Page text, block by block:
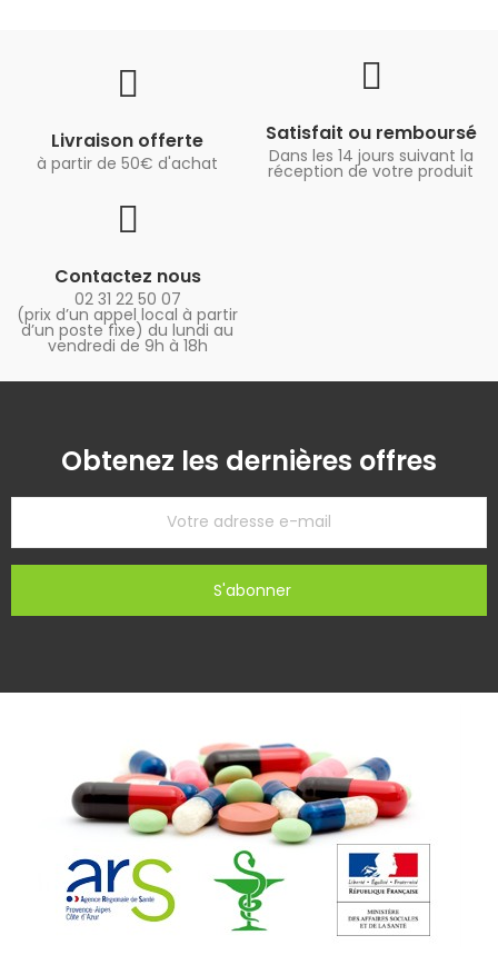
Livraison offerte
à partir de 50€ d'achat
Satisfait ou remboursé
Dans les 14 jours suivant la
réception de votre produit
Contactez nous
02 31 22 50 07
(prix d’un appel local à partir
d’un poste fixe) du lundi au
vendredi de 9h à 18h
Obtenez les dernières offres
S'abonner